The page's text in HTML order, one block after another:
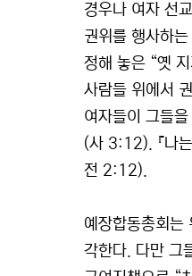
경우나 여자 선
권위를 행사하
정해 놓은 “옛
사람들 위에서
여자들이 그들
(사 3:12). 『나
전 2:12).
예장합동총회는
각한다. 다만 그